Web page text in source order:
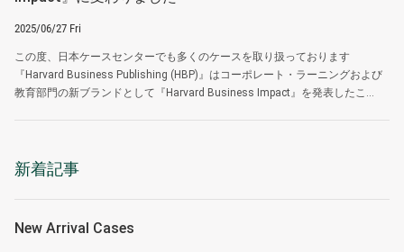
2025/06/27 Fri
この度、日本ケースセンターでも多くのケースを取り扱っております
『Harvard Business Publishing (HBP)』はコーポレート・ラーニングおよび
教育部門の新ブランドとして『Harvard Business Impact』を発表したこ...
新着記事
New Arrival Cases